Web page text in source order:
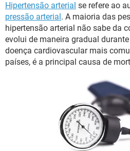
BEM-ESTAR
SEXUALIDADE
Hipertensão arterial se refere ao
pressão arterial. A maioria das
hipertensão arterial não sabe da
evolui de maneira gradual
doença cardiovascular mais
países, é a principal causa de